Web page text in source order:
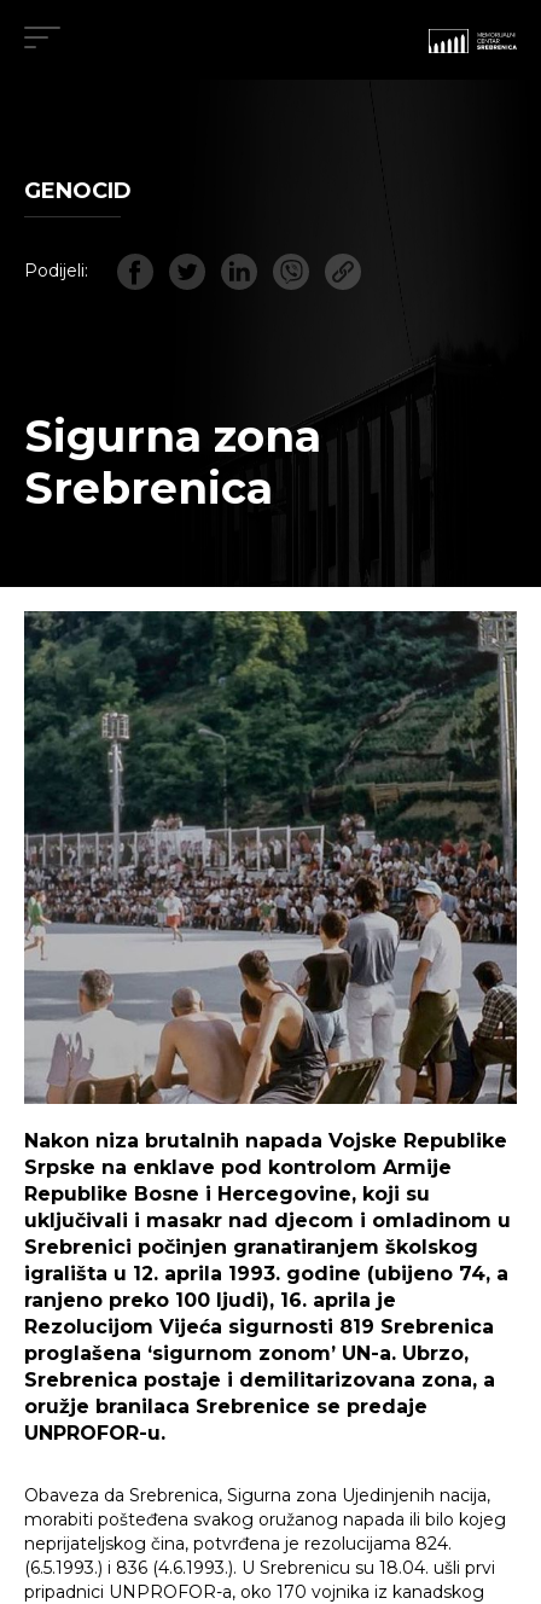
GENOCID
Podijeli:
Sigurna zona
Srebrenica
Nakon niza brutalnih napada Vojske Republike
Srpske na enklave pod kontrolom Armije
Republike Bosne i Hercegovine, koji su
uključivali i masakr nad djecom i omladinom u
Srebrenici počinjen granatiranjem školskog
igrališta u 12. aprila 1993. godine (ubijeno 74, a
ranjeno preko 100 ljudi), 16. aprila je
Rezolucijom Vijeća sigurnosti 819 Srebrenica
proglašena ‘sigurnom zonom’ UN-a. Ubrzo,
Srebrenica postaje i demilitarizovana zona, a
oružje branilaca Srebrenice se predaje
UNPROFOR-u.
Obaveza da Srebrenica, Sigurna zona Ujedinjenih nacija,
morabiti pošteđena svakog oružanog napada ili bilo kojeg
neprijateljskog čina, potvrđena je rezolucijama 824.
(6.5.1993.) i 836 (4.6.1993.). U Srebrenicu su 18.04. ušli prvi
pripadnici UNPROFOR-a, oko 170 vojnika iz kanadskog